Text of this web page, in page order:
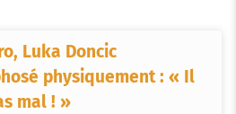
Luka Doncic
physiquement : « Il
mal ! »